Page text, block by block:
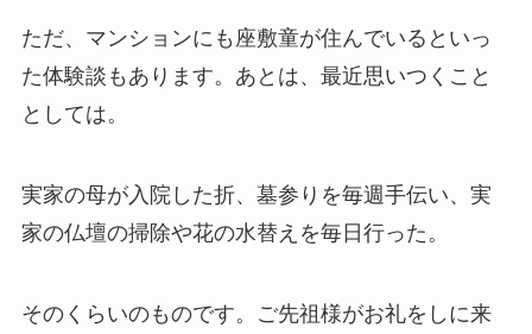
ただ、マンションにも座敷童が住んでいるといっ
た体験談もあります。あとは、最近思いつくこと
としては。
実家の母が入院した折、墓参りを毎週手伝い、実
家の仏壇の掃除や花の水替えを毎日行った。
そのくらいのものです。ご先祖様がお礼をしに来